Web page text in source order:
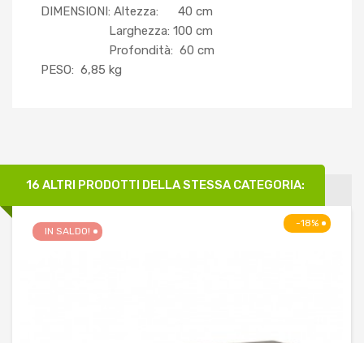
DIMENSIONI: Altezza: 40 cm
Larghezza: 100 cm
Profondità: 60 cm
PESO: 6,85 kg
16 ALTRI PRODOTTI DELLA STESSA CATEGORIA:
-18%
IN SALDO!